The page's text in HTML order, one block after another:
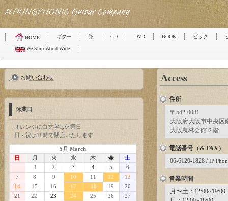
HOME ギター 弦 CD DVD BOOK ピック
We Ship World Wide
Access
住所
〒542-0081
大阪府大阪市中央
大阪農林会館２階
電話番号（& FAX）
06-6120-1828 /IP
営業時間
月〜土：12:00~19:00
お問い合わせ
休業日
オレンジに白文字は休業日
日・祝は18時で閉店いたします
5月 March
日
月 火 水 木 金
土
1
2 3 4 5
6
7
8 9 10 11 12
13
14
15 16 17 18 19
20
21
22 23 24 25 26
27